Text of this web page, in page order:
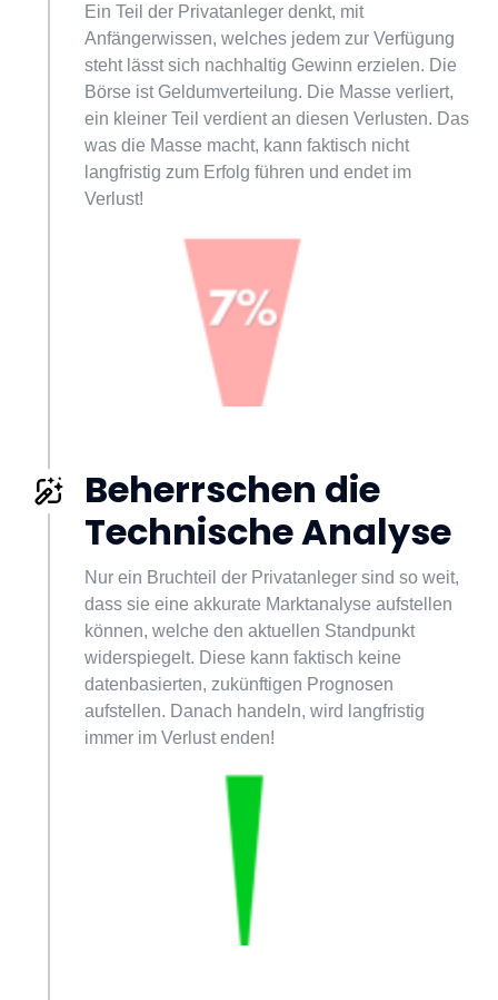
Ein Teil der Privatanleger denkt, mit
Anfängerwissen, welches jedem zur Verfügung
steht lässt sich nachhaltig Gewinn erzielen. Die
Börse ist Geldumverteilung. Die Masse verliert,
ein kleiner Teil verdient an diesen Verlusten. Das
was die Masse macht, kann faktisch nicht
langfristig zum Erfolg führen und endet im
Verlust!
Beherrschen die
Technische Analyse
Nur ein Bruchteil der Privatanleger sind so weit,
dass sie eine akkurate Marktanalyse aufstellen
können, welche den aktuellen Standpunkt
widerspiegelt. Diese kann faktisch keine
datenbasierten, zukünftigen Prognosen
aufstellen. Danach handeln, wird langfristig
immer im Verlust enden!